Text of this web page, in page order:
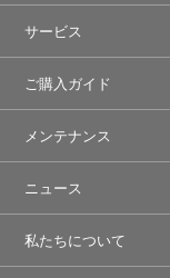
サービス
ご購入ガイド
メンテナンス
ニュース
私たちについて